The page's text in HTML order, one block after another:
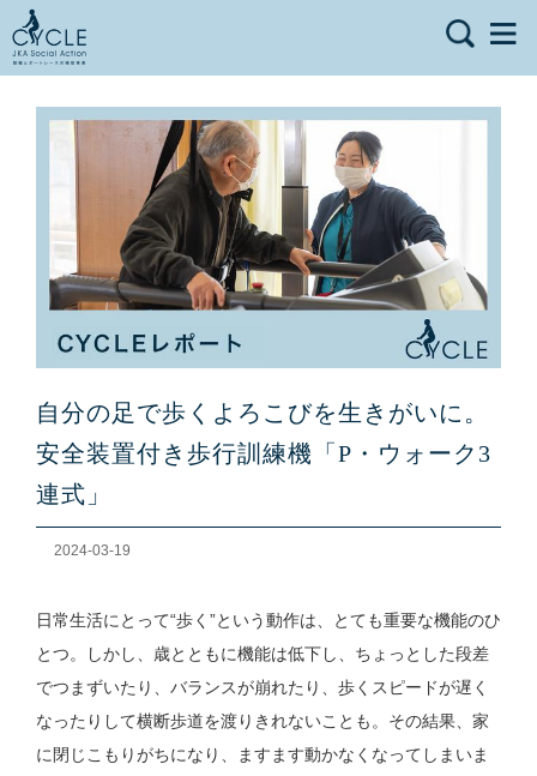
自分の足で歩くよろこびを生きがいに。
安全装置付き歩行訓練機「P・ウォーク3
連式」
2024-03-19
日常生活にとって“歩く”という動作は、とても重要な機能のひ
とつ。しかし、歳とともに機能は低下し、ちょっとした段差
でつまずいたり、バランスが崩れたり、歩くスピードが遅く
なったりして横断歩道を渡りきれないことも。その結果、家
に閉じこもりがちになり、ますます動かなくなってしまいま